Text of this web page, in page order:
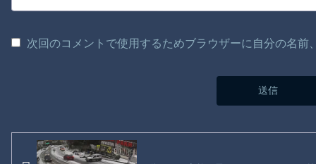
次回のコメントで使用するためブラウザーに自分の名